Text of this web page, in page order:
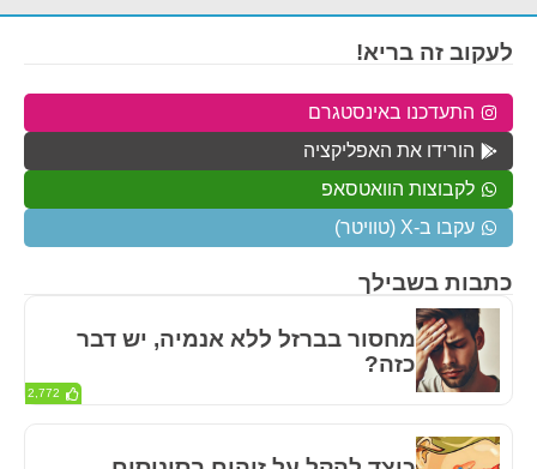
כתבות בשבילך
מחסור בברזל ללא אנמיה, יש דבר
כזה?
2,772
לעקוב זה בריא!
התעדכנו באינסטגרם
הורידו את האפליקציה
לקבוצות הוואטסאפ
עקבו ב-X (טוויטר)